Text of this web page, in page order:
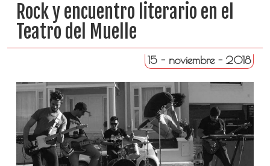
Rock y encuentro literario en el
Teatro del Muelle
15 - noviembre - 2018